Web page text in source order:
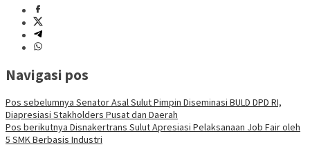
Navigasi pos
Pos sebelumnya Senator Asal Sulut Pimpin Diseminasi BULD DPD RI,
Diapresiasi Stakholders Pusat dan Daerah
Pos berikutnya Disnakertrans Sulut Apresiasi Pelaksanaan Job Fair oleh
5 SMK Berbasis Industri